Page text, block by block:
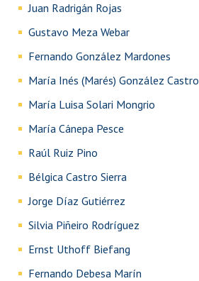
Juan Radrigán Rojas
Gustavo Meza Webar
Fernando González Mardones
María Inés (Marés) González Castro
María Luisa Solari Mongrio
María Cánepa Pesce
Raúl Ruiz Pino
Bélgica Castro Sierra
Jorge Díaz Gutiérrez
Silvia Piñeiro Rodríguez
Ernst Uthoff Biefang
Fernando Debesa Marín